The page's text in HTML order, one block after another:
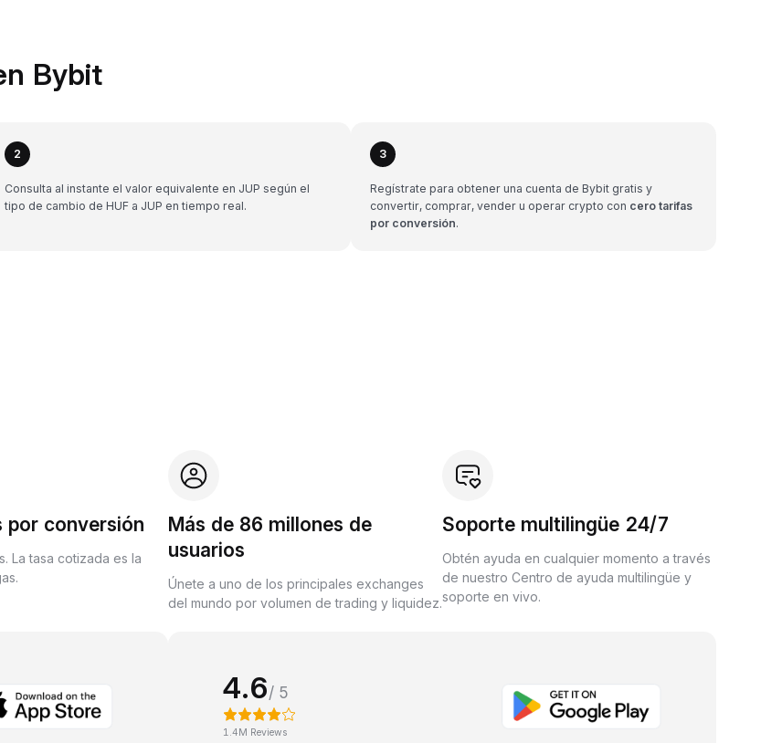
Bybit
2
Consulta al instante el valor equivalente en JUP según el
tipo de cambio de HUF a JUP en tiempo real.
3
Regístrate para obtener una cuenta de Bybit gratis y
convertir, comprar, vender u operar crypto con cero tarifas
por conversión.
por conversión
La tasa cotizada es la
Más de 86 millones de
usuarios
Únete a uno de los principales exchanges
del mundo por volumen de trading y liquidez.
Soporte multilingüe 24/7
Obtén ayuda en cualquier momento a través
de nuestro Centro de ayuda multilingüe y
soporte en vivo.
4.6/ 5
1.4M Reviews